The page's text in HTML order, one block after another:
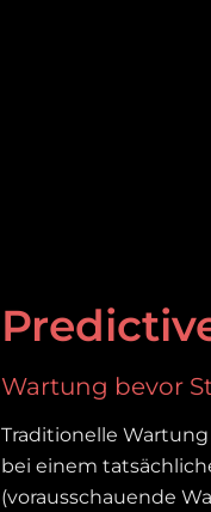
Wartung bevor
Traditionelle
bei einem
(vorausschauende